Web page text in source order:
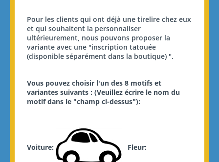
Pour les clients qui ont déjà une tirelire chez eux
et qui souhaitent la personnaliser
ultérieurement, nous pouvons proposer la
variante avec une "inscription tatouée
(disponible séparément dans la boutique) ".
Vous pouvez choisir l'un des 8 motifs et
variantes suivants : (Veuillez écrire le nom du
motif dans le "champ ci-dessus"):
Voiture: Fleur: